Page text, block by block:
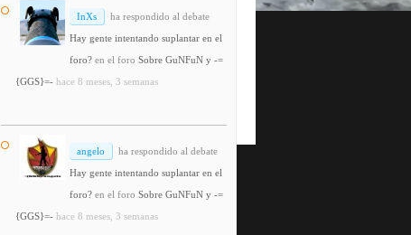
InXs
ha respondido al debate
Hay gente intentando suplantar en el
foro? en el foro Sobre GuNFuN y -=
{GGS}=- hace 8 meses, 3 semanas
angelo
ha respondido al debate
Hay gente intentando suplantar en el
foro? en el foro Sobre GuNFuN y -=
{GGS}=- hace 8 meses, 3 semanas